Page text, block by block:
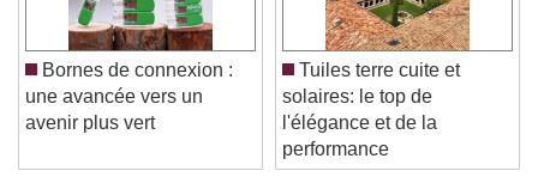
Bornes de connexion :
une avancée vers un
Tuiles terre cuite et
solaires: le top de
l'élégance et de la
performance